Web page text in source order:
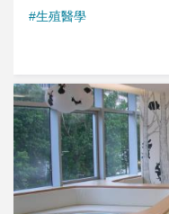
#生殖醫學